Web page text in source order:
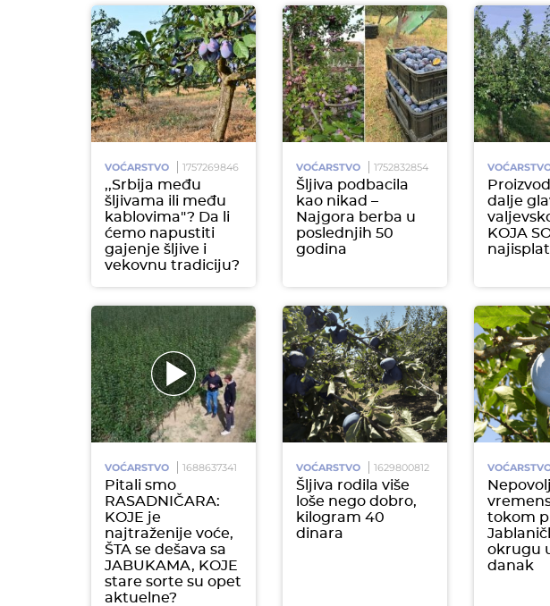
VOĆARSTVO 1757269846
,,Srbija među
šljivama ili među
kablovima"? Da li
ćemo napustiti
gajenje šljive i
vekovnu tradiciju?
VOĆARSTVO 1752832854
Šljiva podbacila
kao nikad –
Najgora berba u
poslednjih 50
godina
dalje
KOJA
VOĆARSTVO 1688637341
Pitali smo
RASADNIČARA:
KOJE je
najtraženije voće,
ŠTA se dešava sa
JABUKAMA, KOJE
stare sorte su opet
aktuelne?
VOĆARSTVO 1629800812
Šljiva rodila više
loše nego dobro,
kilogram 40
dinara
tokom
okrugu
danak